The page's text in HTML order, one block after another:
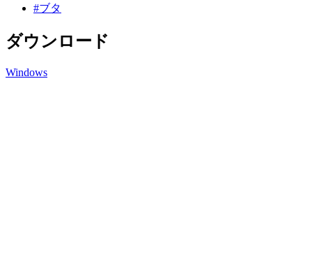
#ブタ
ダウンロード
Windows